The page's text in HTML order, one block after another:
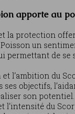
apporte au
la protection
un
permettant de se
l’ambition du
ses objectifs,
son potentiel.
l’intensité du